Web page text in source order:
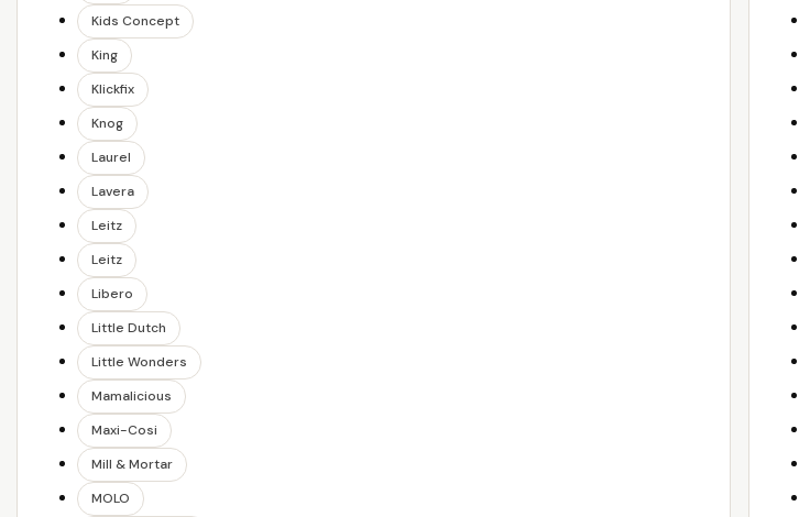
Kids Concept
King
Klickfix
Knog
Laurel
Lavera
Leitz
Leitz
Libero
Little Dutch
Little Wonders
Mamalicious
Maxi-Cosi
Mill & Mortar
MOLO